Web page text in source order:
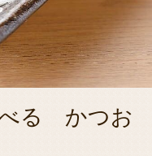
る かつお